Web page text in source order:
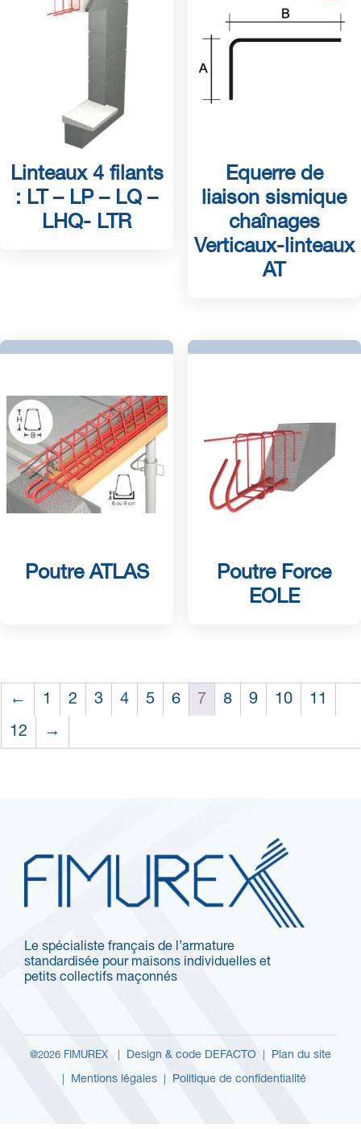
Linteaux 4 filants
: LT – LP – LQ –
LHQ- LTR
Equerre de
liaison sismique
chaînages
Verticaux-linteaux
AT
Poutre ATLAS
Poutre Force
EOLE
← 1 2 3 4 5 6 7 8 9 10 11
12 →
Le spécialiste français de l’armature
standardisée pour maisons individuelles et
petits collectifs maçonnés
@2026 FIMUREX | Design & code DEFACTO Plan du site
Mentions légales| Politique de confidentialité